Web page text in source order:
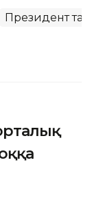
Президент